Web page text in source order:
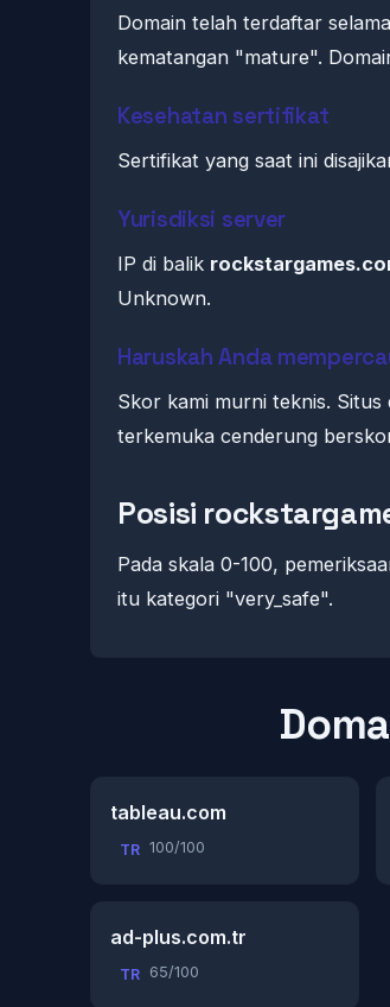
Domain telah terdaftar
kematangan "mature".
Kesehatan sertifikat
Sertifikat yang saat ini
Yurisdiksi server
IP di balik
Unknown.
Haruskah Anda
Skor kami murni teknis.
terkemuka cenderung
Posisi
Pada skala 0-100,
itu kategori "very_safe".
tableau.com
TR 100/100
ad-plus.com.tr
TR 65/100